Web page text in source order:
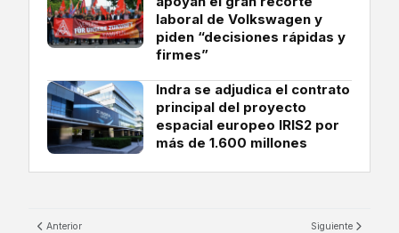
laboral de Volkswagen y
piden “decisiones rápidas y
firmes”
Indra se adjudica el contrato
principal del proyecto
espacial europeo IRIS2 por
más de 1.600 millones
Anterior Siguiente